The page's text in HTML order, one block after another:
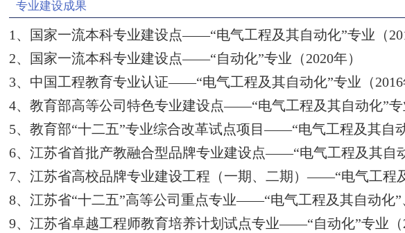
专业建设成果
1 、国家一流本科专业建设点——“电气工程及其自动化”专业（
2、国家一流本科专业建设点——“自动化”专业（2020年）
3、中国工程教育专业认证——“电气工程及其自动化”专业（2016
4、教育部高等公司特色专业建设点——“电气工程及其自动化”专
5、教育部“十二五”专业综合改革试点项目——“电气工程及其自
6、江苏省首批产教融合型品牌专业建设点——“电气工程及其自
7、江苏省高校品牌专业建设工程（一期、二期）——“电气工程
8、江苏省“十二五”高等公司重点专业——“电气工程及其自动化”
9、江苏省卓越工程师教育培养计划试点专业——“自动化”专业（